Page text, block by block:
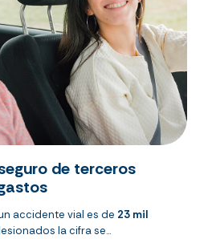
de terceros
accidente vial es de 23 mil
la cifra se...